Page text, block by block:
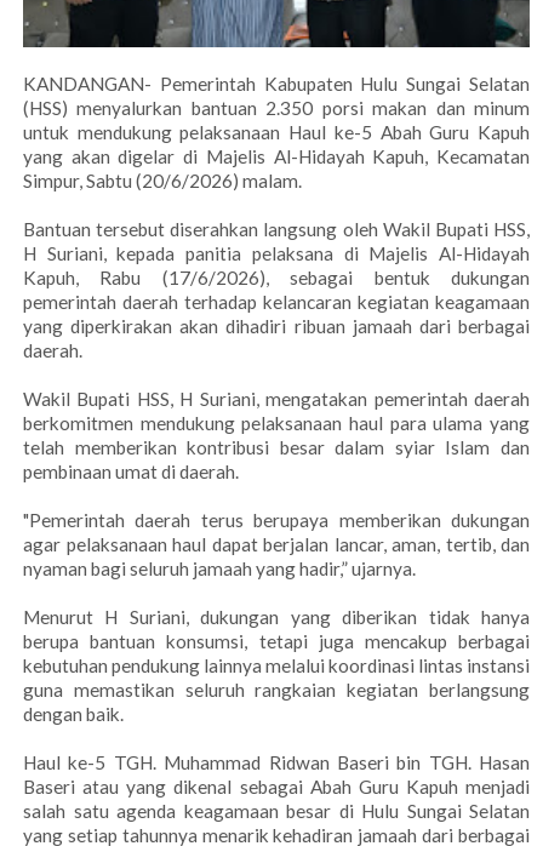
KANDANGAN- Pemerintah Kabupaten Hulu Sungai Selatan
(HSS) menyalurkan bantuan 2.350 porsi makan dan minum
untuk mendukung pelaksanaan Haul ke-5 Abah Guru Kapuh
yang akan digelar di Majelis Al-Hidayah Kapuh, Kecamatan
Simpur, Sabtu (20/6/2026) malam.
Bantuan tersebut diserahkan langsung oleh Wakil Bupati HSS,
H Suriani, kepada panitia pelaksana di Majelis Al-Hidayah
Kapuh, Rabu (17/6/2026), sebagai bentuk dukungan
pemerintah daerah terhadap kelancaran kegiatan keagamaan
yang diperkirakan akan dihadiri ribuan jamaah dari berbagai
daerah.
Wakil Bupati HSS, H Suriani, mengatakan pemerintah daerah
berkomitmen mendukung pelaksanaan haul para ulama yang
telah memberikan kontribusi besar dalam syiar Islam dan
pembinaan umat di daerah.
"Pemerintah daerah terus berupaya memberikan dukungan
agar pelaksanaan haul dapat berjalan lancar, aman, tertib, dan
nyaman bagi seluruh jamaah yang hadir,” ujarnya.
Menurut H Suriani, dukungan yang diberikan tidak hanya
berupa bantuan konsumsi, tetapi juga mencakup berbagai
kebutuhan pendukung lainnya melalui koordinasi lintas instansi
guna memastikan seluruh rangkaian kegiatan berlangsung
dengan baik.
Haul ke-5 TGH. Muhammad Ridwan Baseri bin TGH. Hasan
Baseri atau yang dikenal sebagai Abah Guru Kapuh menjadi
salah satu agenda keagamaan besar di Hulu Sungai Selatan
yang setiap tahunnya menarik kehadiran jamaah dari berbagai